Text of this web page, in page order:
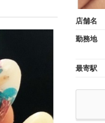
店舗名
勤務地
最寄駅